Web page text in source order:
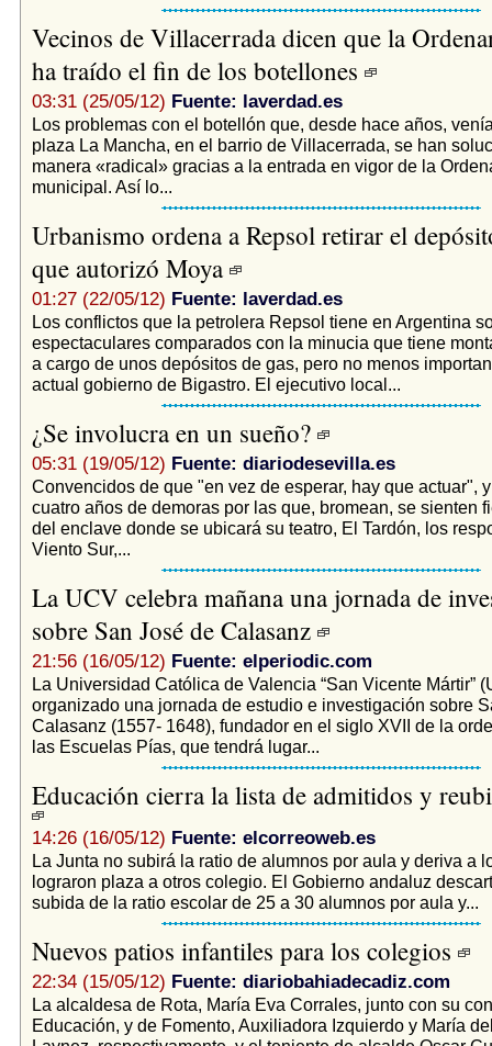
Vecinos de Villacerrada dicen que la
ha traído el fin de los botellones
03:31 (25/05/12) Fuente: laverdad.es
Los problemas con el botellón que, desde hace años,
plaza La Mancha, en el barrio de Villacerrada, se han
manera «radical» gracias a la entrada en vigor de la
municipal. Así lo...
Urbanismo ordena a Repsol retirar el
que autorizó Moya
01:27 (22/05/12) Fuente: laverdad.es
Los conflictos que la petrolera Repsol tiene en Argentina
espectaculares comparados con la minucia que tiene
a cargo de unos depósitos de gas, pero no menos
actual gobierno de Bigastro. El ejecutivo local...
¿Se involucra en un sueño?
05:31 (19/05/12) Fuente: diariodesevilla.es
Convencidos de que "en vez de esperar, hay que actuar",
cuatro años de demoras por las que, bromean, se sienten
del enclave donde se ubicará su teatro, El Tardón, los
Viento Sur,...
La UCV celebra mañana una jornada de
sobre San José de Calasanz
21:56 (16/05/12) Fuente: elperiodic.com
La Universidad Católica de Valencia “San Vicente Mártir”
organizado una jornada de estudio e investigación sobre
Calasanz (1557- 1648), fundador en el siglo XVII de la
las Escuelas Pías, que tendrá lugar...
Educación cierra la lista de admitidos y
14:26 (16/05/12) Fuente: elcorreoweb.es
La Junta no subirá la ratio de alumnos por aula y deriva a
lograron plaza a otros colegio. El Gobierno andaluz
subida de la ratio escolar de 25 a 30 alumnos por aula y...
Nuevos patios infantiles para los colegios
22:34 (15/05/12) Fuente: diariobahiadecadiz.com
La alcaldesa de Rota, María Eva Corrales, junto con su
Educación, y de Fomento, Auxiliadora Izquierdo y María